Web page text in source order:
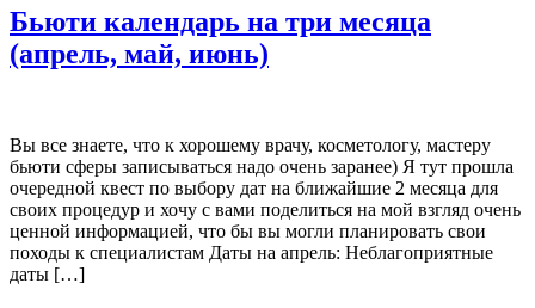
Бьюти календарь на три месяца
(апрель, май, июнь)
Вы все знаете, что к хорошему врачу, косметологу, мастеру
бьюти сферы записываться надо очень заранее) Я тут прошла
очередной квест по выбору дат на ближайшие 2 месяца для
своих процедур и хочу с вами поделиться на мой взгляд очень
ценной информацией, что бы вы могли планировать свои
походы к специалистам Даты на апрель: Неблагоприятные
даты […]